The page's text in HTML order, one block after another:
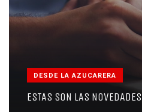
DESDE LA AZUCARERA
ESTAS SON LAS